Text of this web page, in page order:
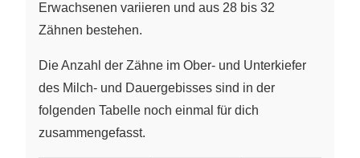
Erwachsenen variieren und aus 28 bis 32
Zähnen bestehen.
Die Anzahl der Zähne im Ober- und Unterkiefer
des Milch- und Dauergebisses sind in der
folgenden Tabelle noch einmal für dich
zusammengefasst.